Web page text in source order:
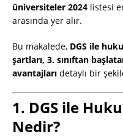
üniversiteler 2024 listesi
arasında yer alır.
Bu makalede, DGS ile
şartları, 3. sınıftan
avantajları detaylı bir
1. DGS ile
Nedir?